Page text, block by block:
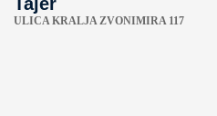
Tajer
ULICA KRALJA ZVONIMIRA 117